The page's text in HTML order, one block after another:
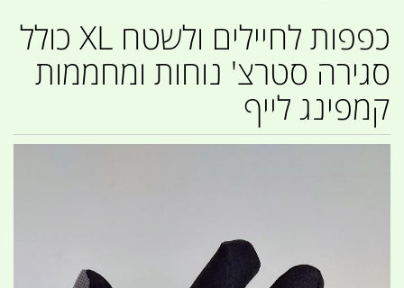
כפפות לחיילים ולשטח XL כולל
סגירה סטרצ' נוחות ומחממות
קמפינג לייף